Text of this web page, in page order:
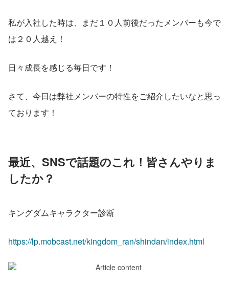
私が入社した時は、まだ１０人前後だったメンバーも今で
は２０人越え！
日々成長を感じる毎日です！
さて、今日は弊社メンバーの特性をご紹介したいなと思っ
ております！
最近、SNSで話題のこれ！皆さんやりま
したか？
キングダムキャラクター診断
https://lp.mobcast.net/kingdom_ran/shindan/index.html